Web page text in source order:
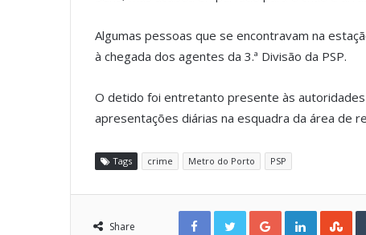
Algumas pessoas que se encontravam na
à chegada dos agentes da 3.ª Divisão da PSP.
O detido foi entretanto presente às
apresentações diárias na esquadra da área de
Tags crime Metro do Porto PSP
Share
Facebook Twitter Google+ LinkedIn StumbleUpon